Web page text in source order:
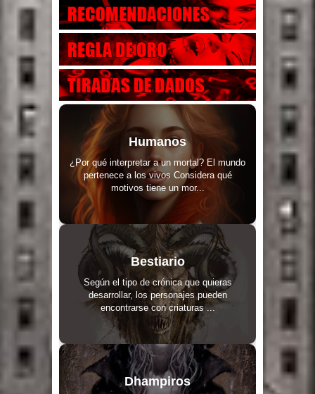
Humanos
¿Por qué interpretar a un mortal? El mundo
pertenece a los vivos Considera qué
motivos tiene un mor...
Bestiario
Según el tipo de crónica que quieras
desarrollar, los personajes pueden
encontrarse con criaturas ...
Dhampiros